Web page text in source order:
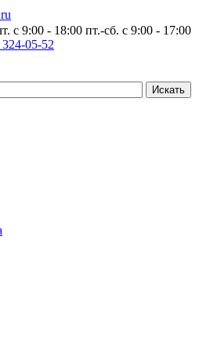
с 9:00 - 18:00 пт.-сб. с 9:00 - 17:00
05-52